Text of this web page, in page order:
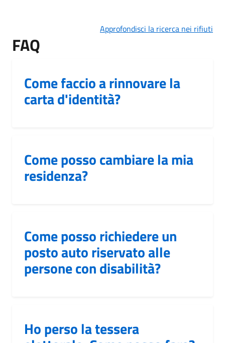
Approfondisci la ricerca nei rifiuti
FAQ
Come faccio a rinnovare la
carta d'identità?
Come posso cambiare la mia
residenza?
Come posso richiedere un
posto auto riservato alle
persone con disabilità?
Ho perso la tessera